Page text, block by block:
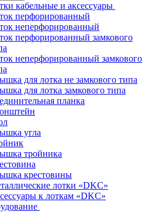
кабельные и аксессуары
перфорированный
неперфорированный
перфорированный замкового
неперфорированный замкового
для лотка не замкового типа
для лотка замкового типа
планка
угла
тройника
крестовины
лотки «DKC»
к лоткам «DKC»